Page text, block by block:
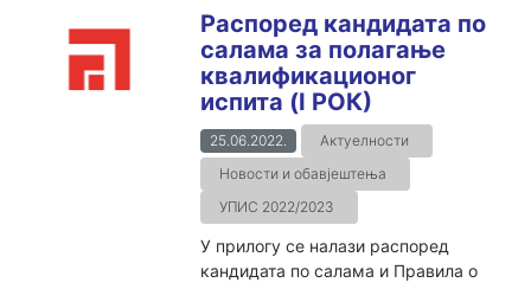
Распоред кандидата по
салама за полагање
квалификационог
испита (I РОК)
25.06.2022.
Актуелности
Новости и обавјештења
УПИС 2022/2023
У прилогу се налази распоред
кандидата по салама и Правила о